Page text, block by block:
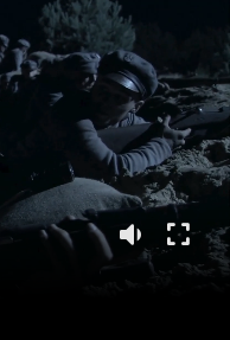
1920. Wojna i miłość